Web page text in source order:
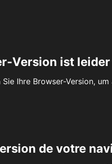
Version ist
Ihre Browser-Version,
de votre